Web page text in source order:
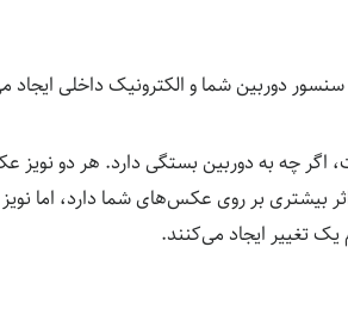
دوربین شما و الکترونیک داخلی ایجاد
اگر چه به دوربین بستگی دارد. هر دو نویز
بیشتری بر روی عکس‌های شما دارد، اما نویز
تغییر ایجاد می‌کنند.